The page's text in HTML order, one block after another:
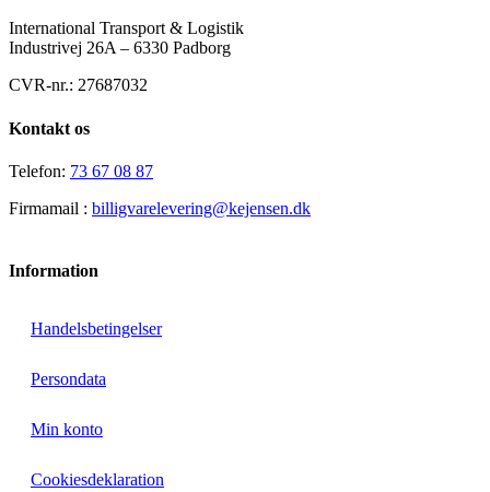
International Transport & Logistik
Industrivej 26A – 6330 Padborg
CVR-nr.: 27687032
Kontakt os
Telefon: 73 67 08 87
Firmamail : billigvarelevering@kejensen.dk
Information
Handelsbetingelser
Persondata
Min konto
Cookiesdeklaration